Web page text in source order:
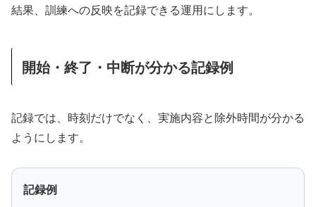
結果、訓練への反映を記録できる運用にします。
開始・終了・中断が分かる記録例
記録では、時刻だけでなく、実施内容と除外時間が分かる
ようにします。
記録例